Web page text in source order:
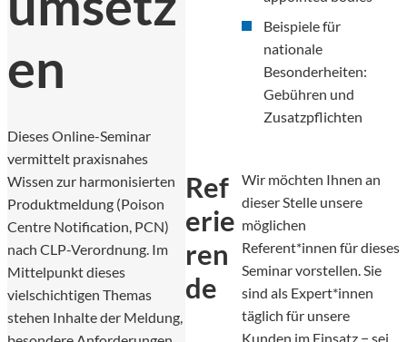
en
Dieses Online-Seminar
vermittelt praxisnahes
Wissen zur harmonisierten
Produktmeldung (Poison
Centre Notification, PCN)
nach CLP-Verordnung. Im
Mittelpunkt dieses
vielschichtigen Themas
stehen Inhalte der Meldung,
Beispiele für
nationale
Besonderheiten:
Gebühren und
Zusatzpflichten
Ref
erie
ren
de
Wir möchten Ihnen an
dieser Stelle unsere
möglichen
Referent*innen für dieses
Seminar vorstellen. Sie
sind als Expert*innen
täglich für unsere
Kunden im Einsatz − sei